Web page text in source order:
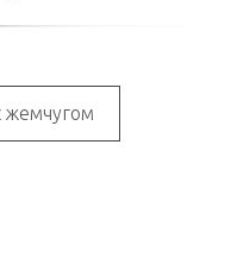
жемчугом